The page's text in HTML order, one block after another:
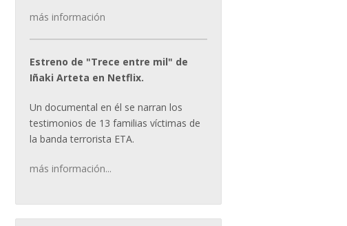
más información
Estreno de "Trece entre mil" de
Iñaki Arteta en Netflix.
Un documental en él se narran los
testimonios de 13 familias víctimas de
la banda terrorista ETA.
más información...